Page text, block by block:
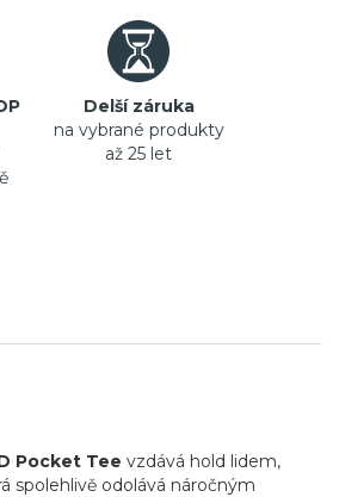
Delší záruka
na vybrané produkty
až 25 let
Pocket Tee vzdává hold lidem,
spolehlivě odolává náročným